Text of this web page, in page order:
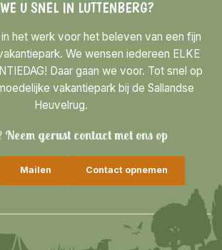
U SNEL IN LUTTENBERG?
het werk voor het beleven van een fijn
We wensen iedereen ELKE
Daar gaan we voor. Tot snel op
vakantiepark bij de Sallandse
Heuvelrug.
gerust contact met ons op
Mailen Contact opnemen